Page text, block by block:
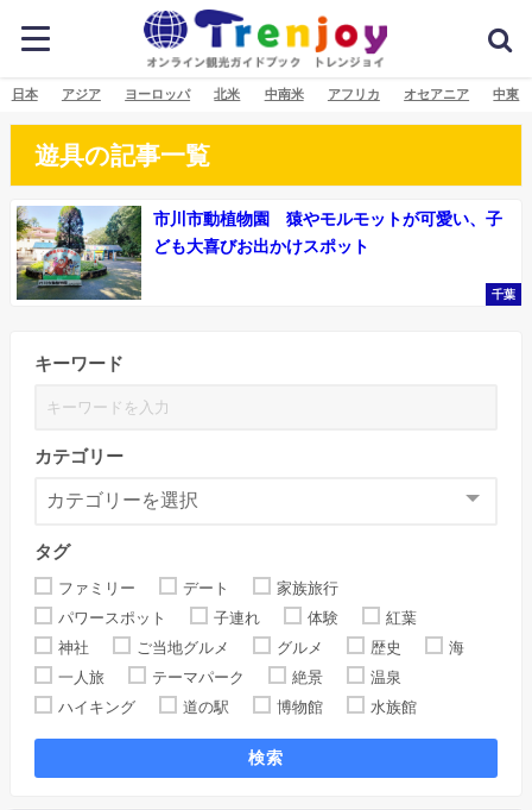
日本 アジア ヨーロッパ 北米 中南米 アフリカ オセアニア 中東
遊具の記事一覧
千葉
市川市動植物園 猿やモルモットが可愛い、子
ども大喜びお出かけスポット
キーワード
カテゴリー
タグ
ファミリー デート
家族旅行
パワースポット
子連れ 体験
紅葉
神社
ご当地グルメ グルメ 歴史
海
一人旅
テーマパーク 絶景
温泉
ハイキング
道の駅 博物館 水族館
検索